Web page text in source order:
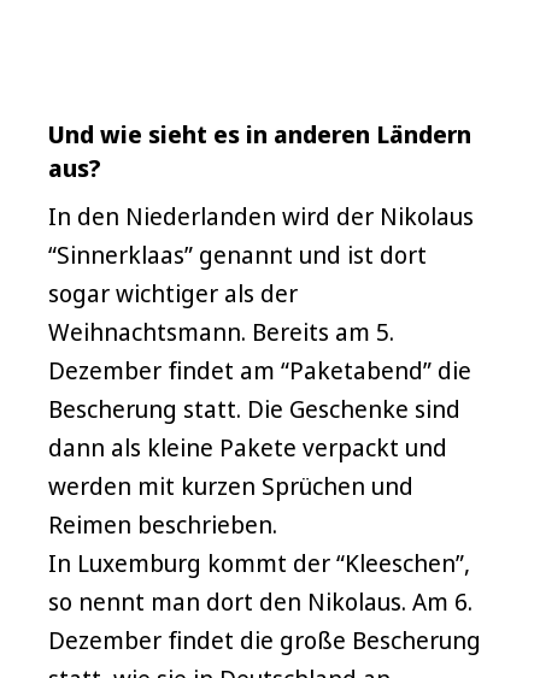
Und wie sieht es in anderen Ländern
aus?
In den Niederlanden wird der Nikolaus
“Sinnerklaas” genannt und ist dort
sogar wichtiger als der
Weihnachtsmann. Bereits am 5.
Dezember findet am “Paketabend” die
Bescherung statt. Die Geschenke sind
dann als kleine Pakete verpackt und
werden mit kurzen Sprüchen und
Reimen beschrieben.
In Luxemburg kommt der “Kleeschen”,
so nennt man dort den Nikolaus. Am 6.
Dezember findet die große Bescherung